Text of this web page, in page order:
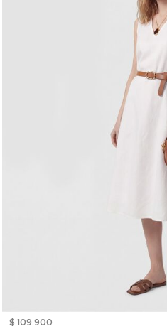
$ 109.900